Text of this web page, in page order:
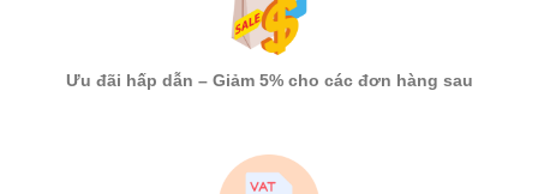
Ưu đãi hấp dẫn – Giảm 5% cho các đơn hàng sau